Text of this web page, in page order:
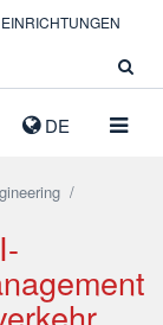
DE
EINRICHTUNGEN
/